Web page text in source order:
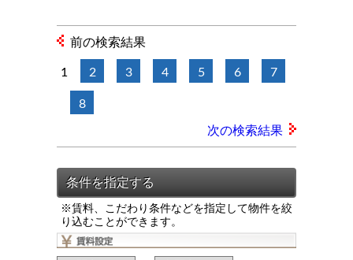
前の検索結果
1 2 3 4 5 6 7
8
次の検索結果
※賃料、こだわり条件などを指定して物件を絞
り込むことができます。